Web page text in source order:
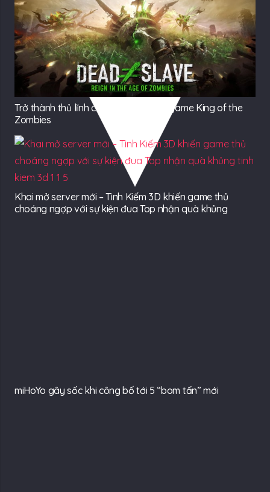
Trở thành thủ lĩnh của Zombie trong game King of the
Zombies
Khai mở server mới – Tình Kiếm 3D khiến game thủ
choáng ngợp với sự kiện đua Top nhận quà khủng
miHoYo gây sốc khi công bố tới 5 “bom tấn” mới